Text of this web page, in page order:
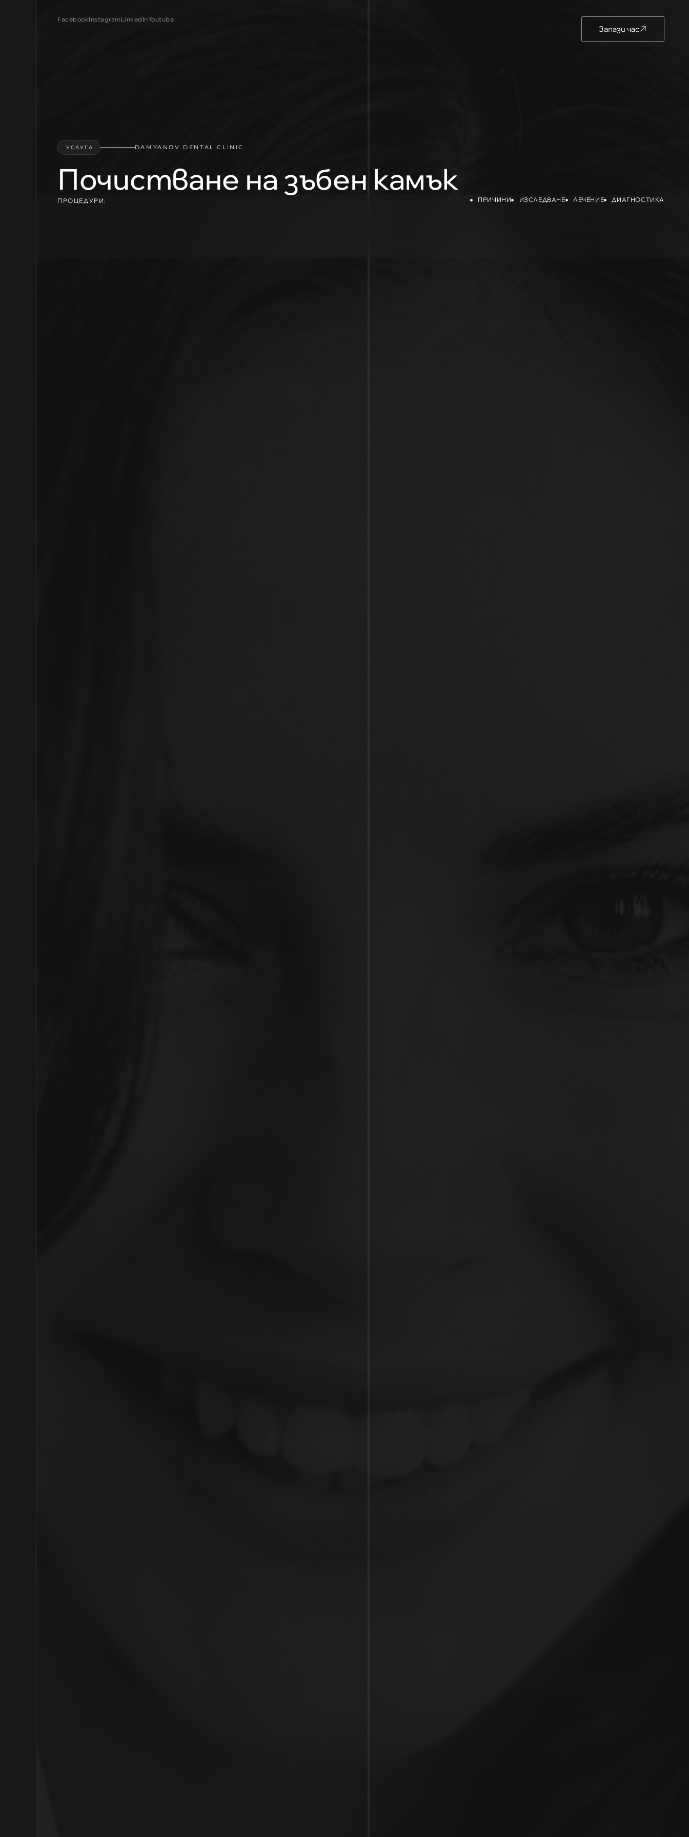
FacebookInstagramLinkedInYoutube
Запази час
УСЛУГА DAMYANOV DENTAL CLINIC
Почистване на зъбен камък
ПРОЦЕДУРИ: ПРИЧИНИ ИЗСЛЕДВАНЕ ЛЕЧЕНИЕ ДИАГНОСТИКА